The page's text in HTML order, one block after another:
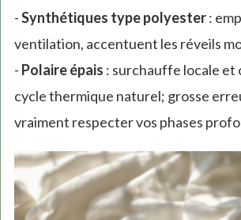
-Synthétiques type polyester:
ventilation, accentuent les réveils
- Polaire épais : surchauffe locale et
cycle thermique naturel; grosse
vraiment respecter vos phases